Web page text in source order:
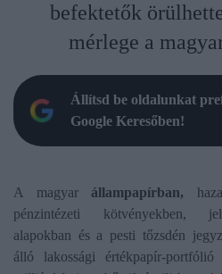
befektetők
mérlege a
Állítsd be oldalunkat
Google Keresőben!
A magyar állampapírban,
pénzintézeti kötvényekben,
alapokban és a pesti tőzsdén
álló lakossági értékpapír-